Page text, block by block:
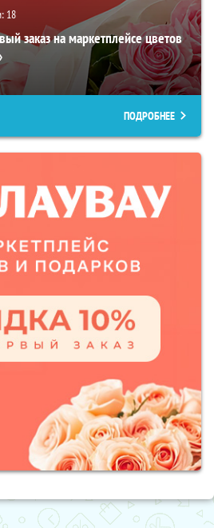
18
заказ на маркетплейсе цветов
ПОДРОБНЕЕ